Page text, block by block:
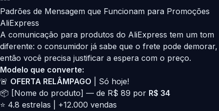
Padrões de Mensagem que Funcionam para Promoções
AliExpress
A comunicação para produtos do AliExpress tem um tom
diferente: o consumidor já sabe que o frete pode demorar,
então você precisa justificar a espera com o preço.
Modelo que converte:
🚨 OFERTA RELÂMPAGO | Só hoje!
📦 [Nome do produto] — de R$ 89 por R$ 34
⭐ 4.8 estrelas | +12.000 vendas